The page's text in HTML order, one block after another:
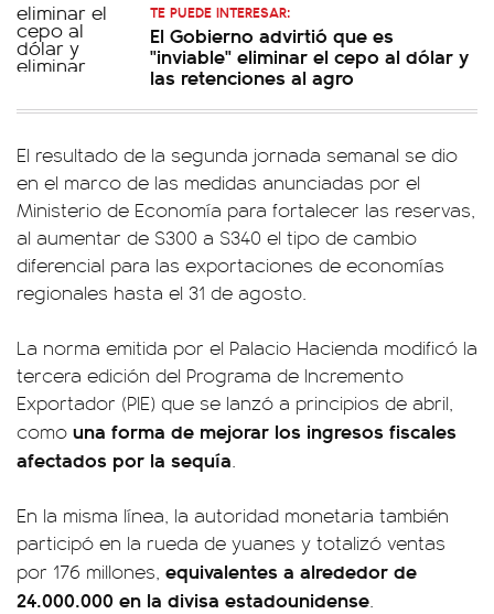
TE PUEDE INTERESAR:
El Gobierno advirtió que es
"inviable" eliminar el cepo al dólar y
las retenciones al agro
El resultado de la segunda jornada semanal se dio
en el marco de las medidas anunciadas por el
Ministerio de Economía para fortalecer las reservas,
al aumentar de $300 a $340 el tipo de cambio
diferencial para las exportaciones de economías
regionales hasta el 31 de agosto.
La norma emitida por el Palacio Hacienda modificó la
tercera edición del Programa de Incremento
Exportador (PIE) que se lanzó a principios de abril,
como una forma de mejorar los ingresos fiscales
afectados por la sequía.
En la misma línea, la autoridad monetaria también
participó en la rueda de yuanes y totalizó ventas
por 176 millones, equivalentes a alrededor de
24.000.000 en la divisa estadounidense.